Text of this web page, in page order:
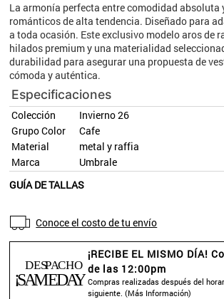
La armonía perfecta entre comodidad absoluta
románticos de alta tendencia. Diseñado para
a toda ocasión. Este exclusivo modelo aros de
hilados premium y una materialidad
durabilidad para asegurar una propuesta de
cómoda y auténtica.
Especificaciones
Colección
Invierno 26
Grupo Color
Cafe
Material
metal y raffia
Marca
Umbrale
GUÍA DE TALLAS
Conoce el costo de tu envío
¡RECIBE EL MISMO DÍA!
de las 12:00pm
Compras realizadas después del
siguiente. (Más Información)